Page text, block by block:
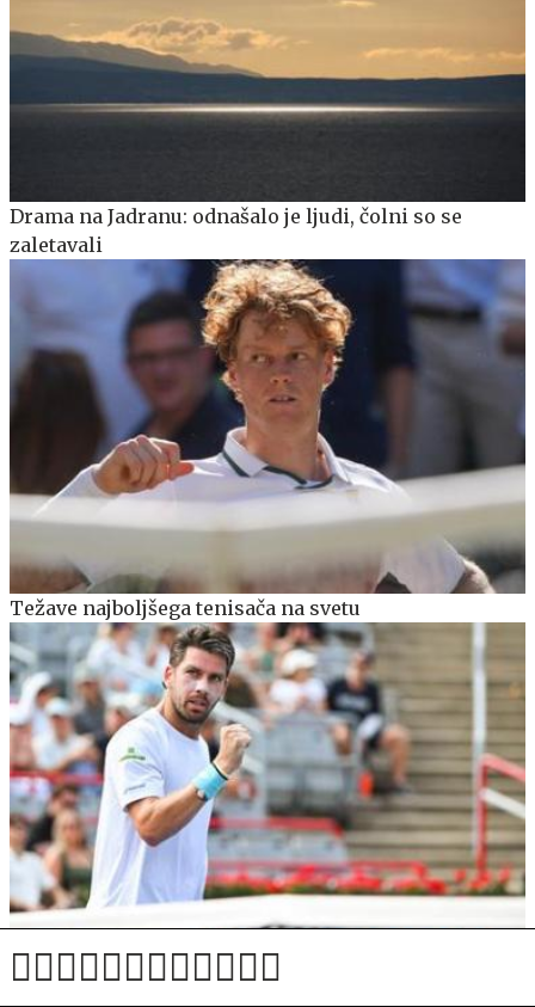
Drama na Jadranu: odnašalo je ljudi, čolni so se
zaletavali
Težave najboljšega tenisača na svetu
Britanec poskrbel za presenečenje dneva v Kanadi